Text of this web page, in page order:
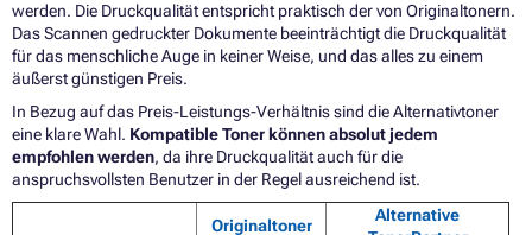
werden. Die Druckqualität entspricht praktisch der von Originaltonern.
Das Scannen gedruckter Dokumente beeinträchtigt die Druckqualität
für das menschliche Auge in keiner Weise, und das alles zu einem
äußerst günstigen Preis.
In Bezug auf das Preis-Leistungs-Verhältnis sind die Alternativtoner
eine klare Wahl. Kompatible Toner können absolut jedem
empfohlen werden, da ihre Druckqualität auch für die
anspruchsvollsten Benutzer in der Regel ausreichend ist.
Originaltoner
Alternative